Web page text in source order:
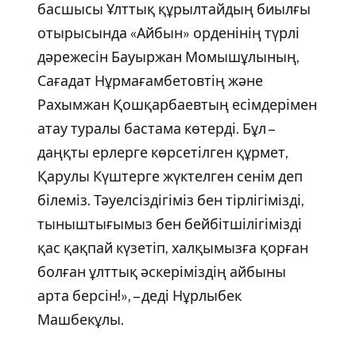
басшысы Ұлттық құрылтайдың биылғы
отырысында «Айбын» орденінің түрлі
дәрежесін Бауыржан Момышұлының,
Сағадат Нұрмағамбетовтің және
Рахымжан Қошқарбаевтың есімдерімен
атау туралы бастама көтерді. Бұл –
даңқты ерлерге көрсетілген құрмет,
Қарулы Күштерге жүктелген сенім деп
білеміз. Тәуелсіздігіміз бен тірлігімізді,
тыныштығымыз бен бейбітшілігімізді
қас қақпай күзетіп, халқымызға қорған
болған ұлттық әскеріміздің айбыны
арта берсін!», – деді Нұрлыбек
Машбекұлы.